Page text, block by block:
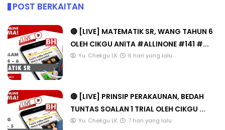
POST BERKAITAN
🔴 [LIVE] MATEMATIK SR, WANG TAHUN 6
OLEH CIKGU ANITA #ALLINONE #141 #...
Yu. Chekgu LK 6 hari yang lalu
🔴 [LIVE] PRINSIP PERAKAUNAN, BEDAH
TUNTAS SOALAN 1 TRIAL OLEH CIKGU ...
Yu. Chekgu LK 7 hari yang lalu